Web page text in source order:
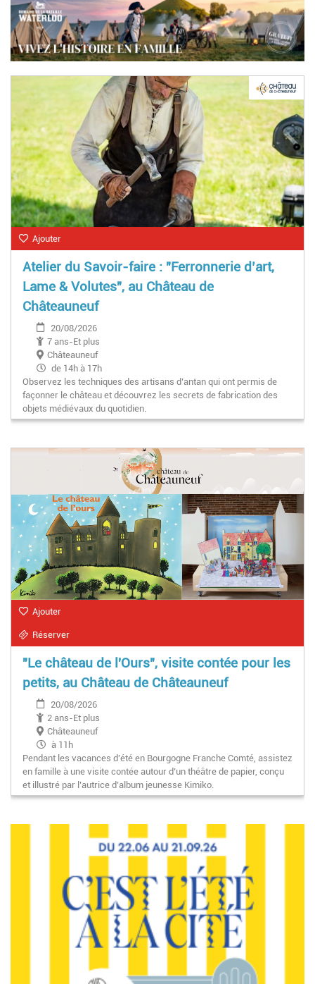
Ajouter
Atelier du Savoir-faire : "Ferronnerie d’art,
Lame & Volutes", au Château de
Châteauneuf
20/08/2026
7 ans-Et plus
Châteauneuf
de 14h à 17h
Observez les techniques des artisans d’antan qui ont permis de
façonner le château et découvrez les secrets de fabrication des
objets médiévaux du quotidien.
Ajouter
Réserver
"Le château de l'Ours", visite contée pour les
petits, au Château de Châteauneuf
20/08/2026
2 ans-Et plus
Châteauneuf
à 11h
Pendant les vacances d'été en Bourgogne Franche Comté, assistez
en famille à une visite contée autour d’un théâtre de papier, conçu
et illustré par l’autrice d’album jeunesse Kimiko.